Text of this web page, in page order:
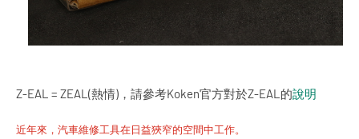
Z-EAL = ZEAL(熱情)，請參考Koken官方對於Z-EAL的說明
近年來，汽車維修工具在日益狹窄的空間中工作。